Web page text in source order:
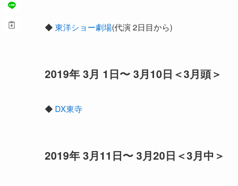
◆東洋ショー劇場(代演 2日目から)
2019年 3月 1日〜 3月10日＜3月頭＞
◆ DX東寺
2019年 3月11日〜 3月20日＜3月中＞